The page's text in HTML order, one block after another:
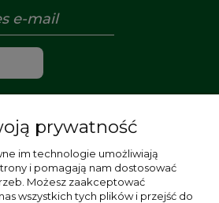
prywatność
im technologie umożliwiają
i pomagają nam dostosować
Możesz zaakceptować
wszystkich tych plików i przejść do